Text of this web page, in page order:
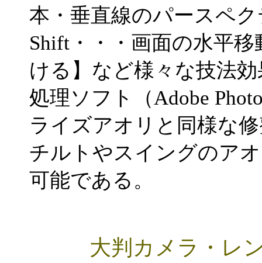
本・垂直線のパースペ
Shift・・・画面の水平
ける】など様々な技法
処理ソフト（Adobe
ライズアオリと同様な
チルトやスイングのア
可能である。
大判カメラ・レ